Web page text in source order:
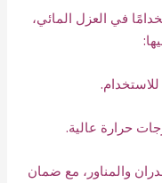
في العزل المائي،
للاستخدام.
حرارة عالية.
والمناور، مع ضمان